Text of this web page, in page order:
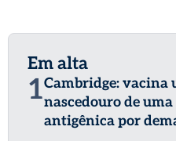
Em alta
1Cambridge: vacina
nascedouro de
antigênica por